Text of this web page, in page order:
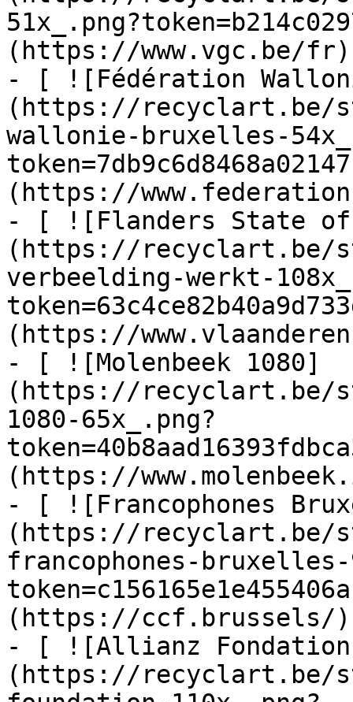
(https://www.vgc.be/fr)
- [ ![Fédération
(https://recyclart.be/
wallonie-bruxelles-
(https://
- [ ![Flanders State
(https://recyclart.be/
verbeelding-werkt-
(https://
- [ ![Molenbeek 1080]
(https://recyclart.be/
1080-65x_.png?
(https://
- [ ![Francophones
(https://recyclart.be/
francophones-bruxelles-
(https://ccf.brussels/)
- [ ![Allianz
(https://recyclart.be/